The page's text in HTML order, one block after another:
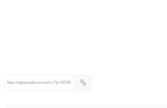
https://eghtesadezamaneh.ir/?p=91596